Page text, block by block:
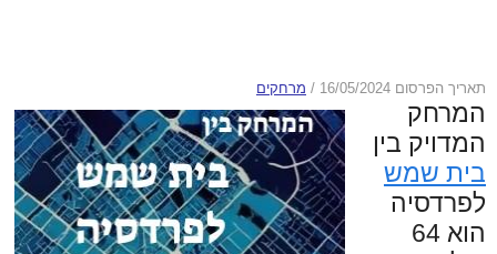
תאריך הפרסום 16/05/2024 / מרחקים
המרחק
המדויק בין
בית שמש
לפרדסיה
הוא 64